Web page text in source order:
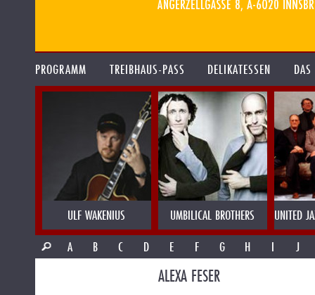
PROGRAMM TREIBHAUS-PASS DELIKATESSEN
ULF WAKENIUS UMBILICAL BROTHERS
UNITED
A
B C D E F G H I J
ALEXA FESER